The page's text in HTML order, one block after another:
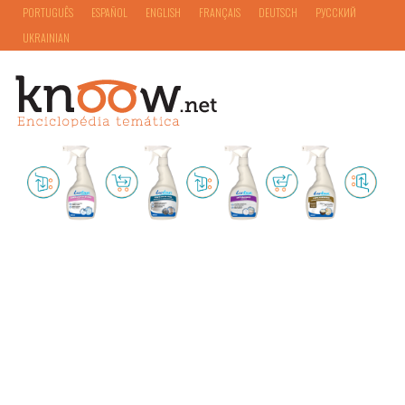
PORTUGUÊS ESPAÑOL ENGLISH FRANÇAIS DEUTSCH
РУССКИЙ
UKRAINIAN